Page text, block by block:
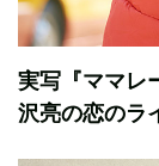
実写『ママレ
沢亮の恋のラ